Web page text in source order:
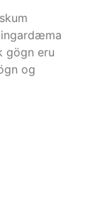
gögn eru
og